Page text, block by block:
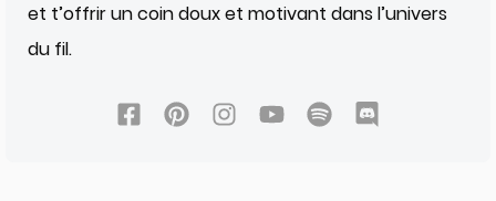
et t’offrir un coin doux et motivant dans l’univers
du fil.